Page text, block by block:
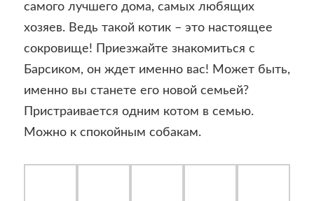
самого лучшего дома, самых любящих
хозяев. Ведь такой котик – это настоящее
сокровище! Приезжайте знакомиться с
Барсиком, он ждет именно вас! Может быть,
именно вы станете его новой семьей?
Пристраивается одним котом в семью.
Можно к спокойным собакам.